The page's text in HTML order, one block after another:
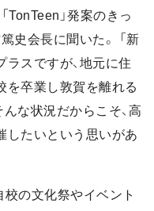
TonTeen」発案のきっ
史会長に聞いた。 「新
スですが、地元に住
を卒業し敦賀を離れる
な状況だからこそ、高
したいという思いがあ
校の文化祭やイベント